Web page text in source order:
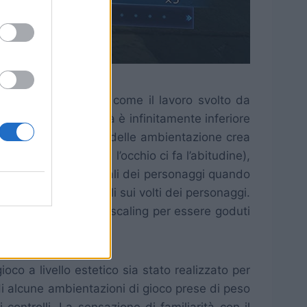
ed è incredibile come il lavoro svolto da
Certo, la qualità è infinitamente inferiore
e lo sfondo delle ambientazione crea
(o comunque l’occhio ci fa l’abitudine),
espressioni facciali dei personaggi quando
essere ben visibili sui volti dei personaggi.
un minimo di upscaling per essere goduti
a livello estetico sia stato realizzato per
alcune ambientazioni di gioco prese di peso